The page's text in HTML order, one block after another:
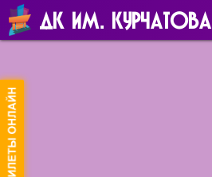
ДК ИМ. КУРЧАТОВА